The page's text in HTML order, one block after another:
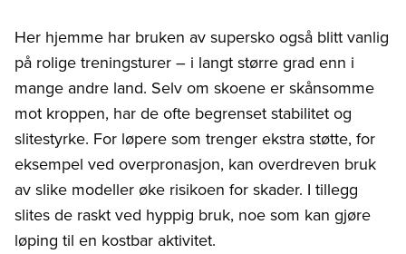
Her hjemme har bruken av supersko også blitt vanlig
på rolige treningsturer – i langt større grad enn i
mange andre land. Selv om skoene er skånsomme
mot kroppen, har de ofte begrenset stabilitet og
slitestyrke. For løpere som trenger ekstra støtte, for
eksempel ved overpronasjon, kan overdreven bruk
av slike modeller øke risikoen for skader. I tillegg
slites de raskt ved hyppig bruk, noe som kan gjøre
løping til en kostbar aktivitet.